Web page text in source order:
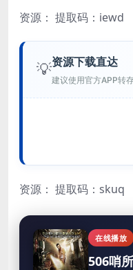
资源： 提取码：iewd
💡资源下载直达
建议使用官方APP转
资源： 提取码：skuq
在线播放
506哨所